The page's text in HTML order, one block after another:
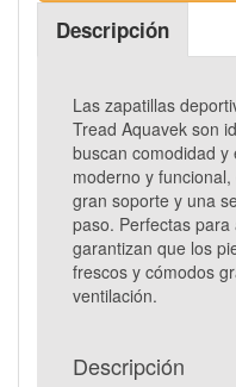
Descripción
Las zapatillas
Tread Aquavek son
buscan comodidad y
moderno y
gran soporte y una
paso. Perfectas
garantizan que los
frescos y cómodos
ventilación.
Descripción